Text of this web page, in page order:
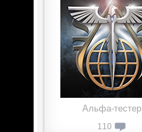
Альфа-тестер
110